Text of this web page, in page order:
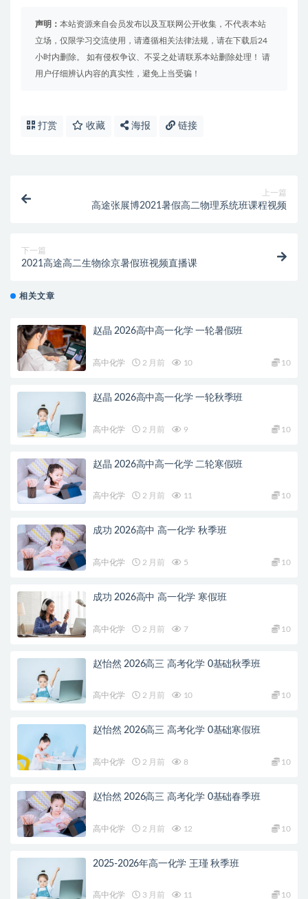
声明： 本站资源来自会员发布以及互联网公开收集，不代表本站
立场，仅限学习交流使用，请遵循相关法律法规，请在下载后24
小时内删除。 如有侵权争议、不妥之处请联系本站删除处理！ 请
用户仔细辨认内容的真实性，避免上当受骗！
打赏 收藏 海报 链接
上一篇
高途张展博2021暑假高二物理系统班课程视频
下一篇
2021高途高二生物徐京暑假班视频直播课
相关文章
赵晶 2026高中高一化学 一轮暑假班
高中化学 2 月前 10 10
赵晶 2026高中高一化学 一轮秋季班
高中化学 2 月前 9 10
赵晶 2026高中高一化学 二轮寒假班
高中化学 2 月前 11 10
成功 2026高中 高一化学 秋季班
高中化学 2 月前 5 10
成功 2026高中 高一化学 寒假班
高中化学 2 月前 7 10
赵怡然 2026高三 高考化学 0基础秋季班
高中化学 2 月前 10 10
赵怡然 2026高三 高考化学 0基础寒假班
高中化学 2 月前 8 10
赵怡然 2026高三 高考化学 0基础春季班
高中化学 2 月前 12 10
2025-2026年高一化学 王瑾 秋季班
高中化学 3 月前 11 10